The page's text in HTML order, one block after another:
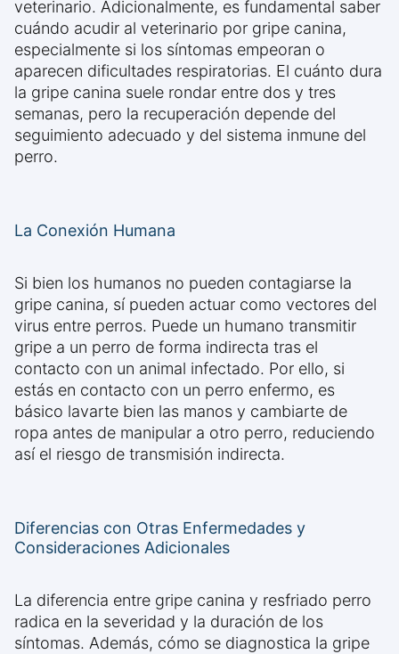
veterinario. Adicionalmente, es fundamental saber
cuándo acudir al veterinario por gripe canina,
especialmente si los síntomas empeoran o
aparecen dificultades respiratorias. El cuánto dura
la gripe canina suele rondar entre dos y tres
semanas, pero la recuperación depende del
seguimiento adecuado y del sistema inmune del
perro.
La Conexión Humana
Si bien los humanos no pueden contagiarse la
gripe canina, sí pueden actuar como vectores del
virus entre perros. Puede un humano transmitir
gripe a un perro de forma indirecta tras el
contacto con un animal infectado. Por ello, si
estás en contacto con un perro enfermo, es
básico lavarte bien las manos y cambiarte de
ropa antes de manipular a otro perro, reduciendo
así el riesgo de transmisión indirecta.
Diferencias con Otras Enfermedades y
Consideraciones Adicionales
La diferencia entre gripe canina y resfriado perro
radica en la severidad y la duración de los
síntomas. Además, cómo se diagnostica la gripe